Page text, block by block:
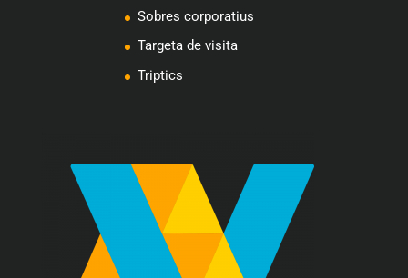
Sobres corporatius
Targeta de visita
Triptics